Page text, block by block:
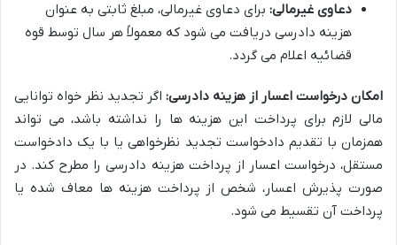
دعاوی غیرمالی: برای دعاوی غیرمالی، مبلغ ثابتی به عنوان
هزینه دادرسی دریافت می شود که معمولاً هر سال توسط قوه
قضائیه اعلام می گردد.
امکان درخواست اعسار از هزینه دادرسی: اگر تجدید نظر خواه توانایی
مالی لازم برای پرداخت این هزینه ها را نداشته باشد، می تواند
همزمان با تقدیم دادخواست تجدید نظرخواهی یا با یک دادخواست
مستقل، درخواست اعسار از پرداخت هزینه دادرسی را مطرح کند. در
صورت پذیرش اعسار، شخص از پرداخت هزینه ها معاف شده یا
پرداخت آن تقسیط می شود.